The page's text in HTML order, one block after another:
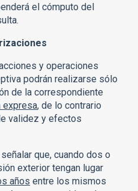
el cómputo del
y operaciones
podrán realizarse sólo
de la correspondiente
expresa, de lo contrario
validez y efectos
que, cuando dos o
exterior tengan lugar
años entre los mismos